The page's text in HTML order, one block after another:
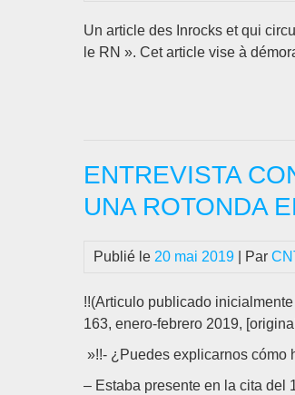
Un article des Inrocks et qui
le RN ». Cet article vise à
ENTREVISTA
UNA ROTONDA
Publié le 20 mai 2019 | Par
!!(Articulo publicado
163, enero-febrero 2019,
»!!- ¿Puedes explicarnos cómo
– Estaba presente en la cita del